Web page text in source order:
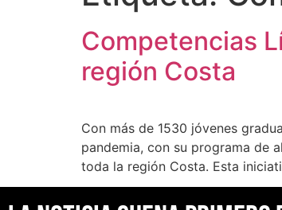
Competencias
región Costa
Con más de 1530 jóvenes
pandemia, con su programa de
toda la región Costa. Esta